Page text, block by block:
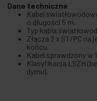
Dane techniczne
Kabel
o długości 5 m.
Typ kabla
Złącza 2 x ST/PC na
końcu.
Kabel sprawdzony w
Klasyfikacja LSZH
dymu).